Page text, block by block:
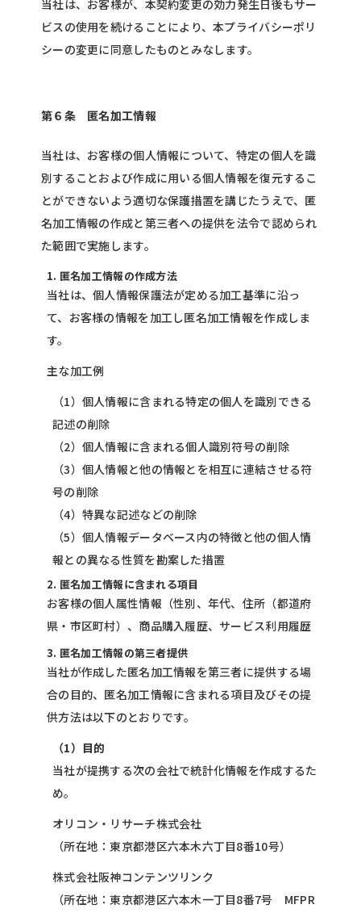
当社は、お客様が、本契約変更の効力発生日後もサー
ビスの使用を続けることにより、本プライバシーポリ
シーの変更に同意したものとみなします。
第６条 匿名加工情報
当社は、お客様の個人情報について、特定の個人を識
別することおよび作成に用いる個人情報を復元するこ
とができないよう適切な保護措置を講じたうえで、匿
名加工情報の作成と第三者への提供を法令で認められ
た範囲で実施します。
1. 匿名加工情報の作成方法
当社は、個人情報保護法が定める加工基準に沿っ
て、お客様の情報を加工し匿名加工情報を作成しま
す。
主な加工例
（1）個人情報に含まれる特定の個人を識別できる
記述の削除
（2）個人情報に含まれる個人識別符号の削除
（3）個人情報と他の情報とを相互に連結させる符
号の削除
（4）特異な記述などの削除
（5）個人情報データベース内の特徴と他の個人情
報との異なる性質を勘案した措置
2. 匿名加工情報に含まれる項目
お客様の個人属性情報（性別、年代、住所（都道府
県・市区町村）、商品購入履歴、サービス利用履歴
3. 匿名加工情報の第三者提供
当社が作成した匿名加工情報を第三者に提供する場
合の目的、匿名加工情報に含まれる項目及びその提
供方法は以下のとおりです。
（1）目的
当社が提携する次の会社で統計化情報を作成するた
め。
オリコン・リサーチ株式会社
（所在地：東京都港区六本木六丁目8番10号）
株式会社阪神コンテンツリンク
（所在地：東京都港区六本木一丁目8番7号 MFPR